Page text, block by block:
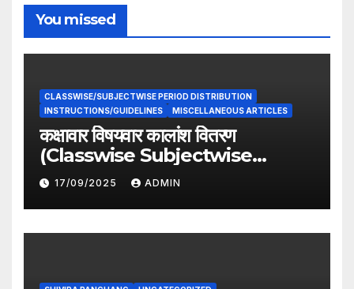
You missed
CLASSWISE/SUBJECTWISE PERIOD DISTRIBUTION
INSTRUCTIONS/GUIDELINES
MISCELLANEOUS ARTICLES
कक्षावार विषयवार कालांश वितरण
(Classwise Subjectwise
period distribution)
17/09/2025 ADMIN